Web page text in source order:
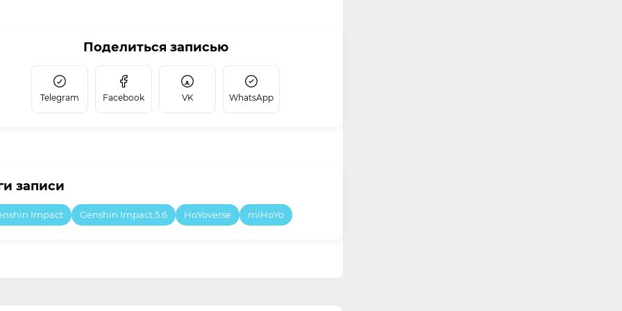
Поделиться записью
Telegram Facebook VK WhatsApp
записи
Impact Genshin Impact 5.6 HoYoverse miHoYo